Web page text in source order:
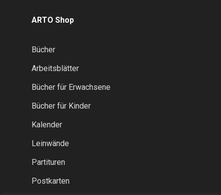
ARTO Shop
Bücher
Arbeitsblätter
Bücher für Erwachsene
Bücher für Kinder
Kalender
Leinwände
Partituren
Postkarten